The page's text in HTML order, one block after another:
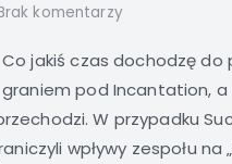
komentarzy
Co jakiś czas dochodzę do
graniem pod Incantation,
W przypadku
wpływy zespołu na